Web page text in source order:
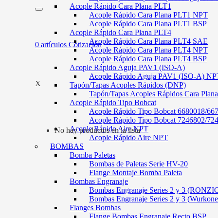
0 artículos Cotización
X
No hay productos en la lista
Acople Rápido Cara Plana PLT1
Acople Rápido Cara Plana PLT1 NPT
Acople Rápido Cara Plana PLT1 BSP
Acople Rápido Cara Plana PLT4
Acople Rápido Cara Plana PLT4 SAE
Acople Rápido Cara Plana PLT4 NPT
Acople Rápido Cara Plana PLT4 BSP
Acople Rápido Aguja PAV1 (ISO-A)
Acople Rápido Aguja PAV1 (ISO-A)
Tapón/Tapas Acoples Rápidos (DNP)
Tapón/Tapas Acoples Rápidos Cara
Acople Rápido Tipo Bobcat
Acople Rápido Tipo Bobcat 6680018/
Acople Rápido Tipo Bobcat 7246802/
Acople Rápido Aire NPT
Acople Rápido Aire NPT
BOMBAS
Bomba Paletas
Bombas de Paletas Serie HV-20
Flange Montaje Bomba Paleta
Bombas Engranaje
Bombas Engranaje Series 2 y 3
Bombas Engranaje Series 2 y 3
Flanges Bombas
Flange Bombas Engranaje Recto BSP